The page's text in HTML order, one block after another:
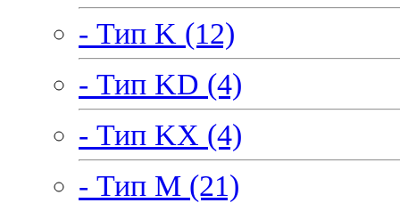
- Тип K (12)
- Тип KD (4)
- Тип KX (4)
- Тип M (21)